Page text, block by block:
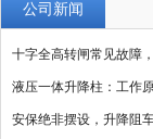
公司新闻
安保绝非摆设，升降阻